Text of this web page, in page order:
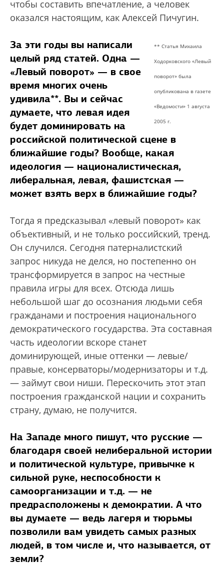
чтобы составить впечатление, а человек
оказался настоящим, как Алексей Пичугин.
** Статья Михаила
Ходорковского «Левый
поворот» была
опубликована в газете
«Ведомости» 1 августа
2005 г.
За эти годы вы написали
целый ряд статей. Одна —
«Левый поворот» — в свое
время многих очень
удивила**. Вы и сейчас
думаете, что левая идея
будет доминировать на
российской политической сцене в
ближайшие годы? Вообще, какая
идеология — националистическая,
либеральная, левая, фашистская —
может взять верх в ближайшие годы?
Тогда я предсказывал «левый поворот» как
объективный, и не только российский, тренд.
Он случился. Сегодня патерналистский
запрос никуда не делся, но постепенно он
трансформируется в запрос на честные
правила игры для всех. Отсюда лишь
небольшой шаг до осознания людьми себя
гражданами и построения национального
демократического государства. Эта составная
часть идеологии вскоре станет
доминирующей, иные оттенки — левые/
правые, консерваторы/модернизаторы и т.д.
— займут свои ниши. Перескочить этот этап
построения гражданской нации и сохранить
страну, думаю, не получится.
На Западе много пишут, что русские —
благодаря своей нелиберальной истории
и политической культуре, привычке к
сильной руке, неспособности к
самоорганизации и т.д. — не
предрасположены к демократии. А что
вы думаете — ведь лагеря и тюрьмы
позволили вам увидеть самых разных
людей, в том числе и, что называется, от
земли?